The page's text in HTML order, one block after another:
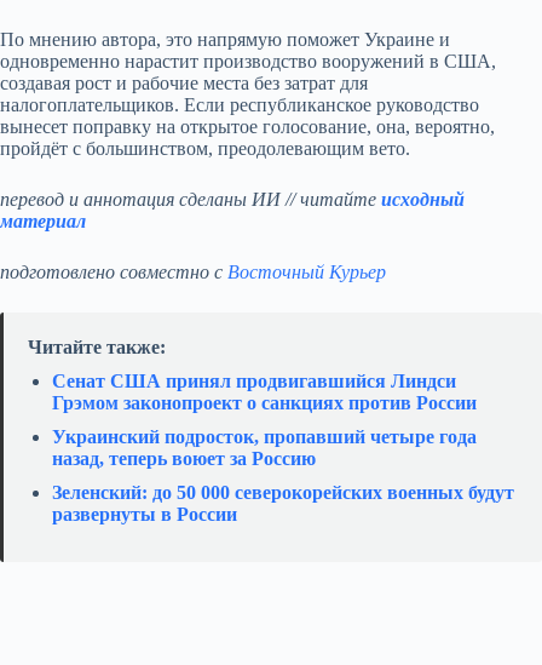
По мнению автора, это напрямую поможет Украине и
одновременно нарастит производство вооружений в США,
создавая рост и рабочие места без затрат для
налогоплательщиков. Если республиканское руководство
вынесет поправку на открытое голосование, она, вероятно,
пройдёт с большинством, преодолевающим вето.
перевод и аннотация сделаны ИИ // читайте исходный
материал
подготовлено совместно с Восточный Курьер
Читайте также:
Сенат США принял продвигавшийся Линдси
Грэмом законопроект о санкциях против России
Украинский подросток, пропавший четыре года
назад, теперь воюет за Россию
Зеленский: до 50 000 северокорейских военных будут
развернуты в России